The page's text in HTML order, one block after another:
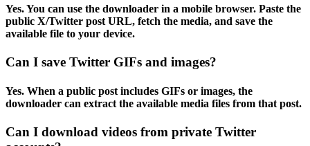
Yes. You can use the downloader in a mobile browser. Paste the
public X/Twitter post URL, fetch the media, and save the
available file to your device.
Can I save Twitter GIFs and images?
Yes. When a public post includes GIFs or images, the
downloader can extract the available media files from that post.
Can I download videos from private Twitter